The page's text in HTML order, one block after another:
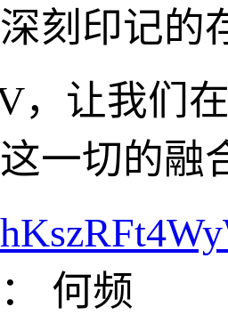
刻印记的
，让我们
一切的融
何频